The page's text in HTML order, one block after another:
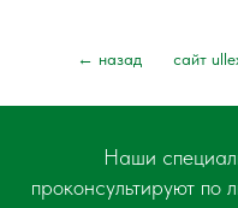
сайт
← назад
Наши
проконсультируют